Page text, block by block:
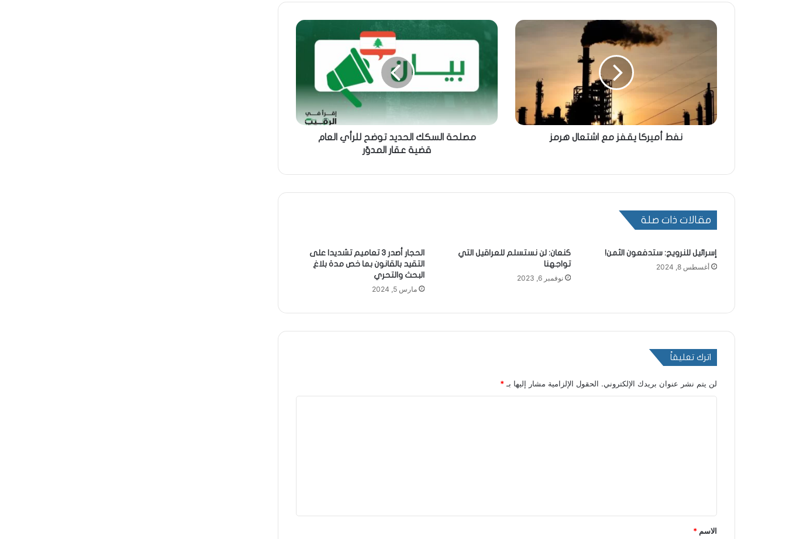
نفط أميركا يقفز مع اشتعال هرمز
مصلحة السكك الحديد توضح للرأي العام
قضية عقار المدوّر
مقالات ذات صلة
إسرائيل للنرويج: ستدفعون الثمن!
أغسطس 8, 2024
كنعان: لن نستسلم للعراقيل التي
تواجهنا
نوفمبر 6, 2023
الحجار أصدر 3 تعاميم تشديدا على
التقيد بالقانون بما خص مدة بلاغ
البحث والتحري
مارس 5, 2024
اترك تعليقاً
لن يتم نشر عنوان بريدك الإلكتروني. الحقول الإلزامية مشار إليها بـ *
*
الاسم *